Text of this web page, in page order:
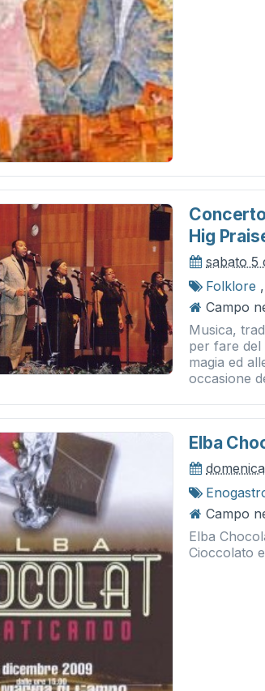
Hig
sabato 5
Folklore ,
Campo
Musica,
per fare del
magia ed
occasione
Elba
Campo
Elba
Cioccolato